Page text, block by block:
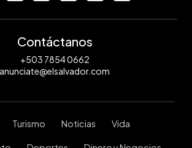
Contáctanos
+503 7854 0662
anunciate@elsalvador.com
Turismo Noticias Vida